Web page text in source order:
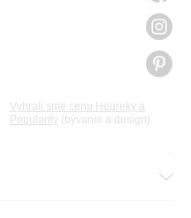
Vyhrali sme cenu Heureky a
Popularity (bývanie a design)